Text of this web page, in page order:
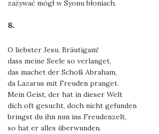
zażywać mógł w Syonu błoniach.
8.
O liebster Jesu, Bräutigam!
dass meine Seele so verlanget,
das machet der Schoß Abraham,
da Lazarus mit Freuden pranget.
Mein Geist, der hat in dieser Welt
dich oft gesucht, doch nicht gefunden
bringst du ihn nun ins Freudenzelt,
so hat er alles überwunden.